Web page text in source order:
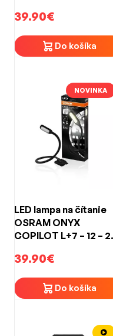
39.90€
Do košíka
NOVINKA
LED lampa na čítanie
OSRAM ONYX
COPILOT L+7 – 12 –
39.90€
Do košíka